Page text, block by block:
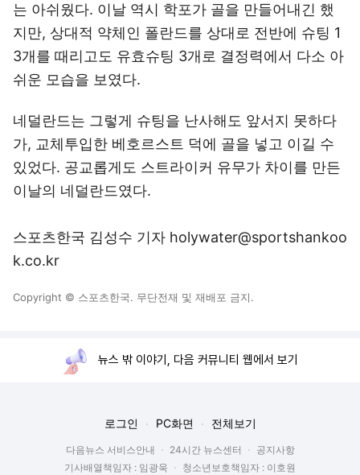
는 아쉬웠다. 이날 역시 학포가 골을 만들어내긴 했
지만, 상대적 약체인 폴란드를 상대로 전반에 슈팅 1
3개를 때리고도 유효슈팅 3개로 결정력에서 다소 아
쉬운 모습을 보였다.
네덜란드는 그렇게 슈팅을 난사해도 앞서지 못하다
가, 교체투입한 베호르스트 덕에 골을 넣고 이길 수
있었다. 공교롭게도 스트라이커 유무가 차이를 만든
이날의 네덜란드였다.
스포츠한국 김성수 기자 holywater@sportshankoo
k.co.kr
Copyright © 스포츠한국. 무단전재 및 재배포 금지.
뉴스 밖 이야기, 다음 커뮤니티 웹에서 보기
로그인 PC화면 전체보기
다음뉴스 서비스안내 24시간 뉴스센터
공지사항
기사배열책임자 : 임광욱
청소년보호책임자 : 이호원